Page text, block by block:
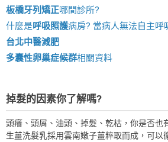
板橋牙列矯正哪間診所?
什麼是呼吸照護病房? 當病人無法自主呼
台北中醫減肥
多囊性卵巢症候群相關資料
掉髮的因素你了解嗎?
頭癢、頭屑、油頭、掉髮、乾枯，你是否也
生薑洗髮乳採用雲南嫩子薑粹取而成，可以